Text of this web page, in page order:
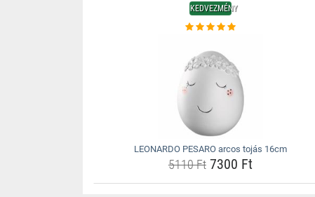
KEDVEZMÉNY
LEONARDO PESARO arcos tojás 16cm
5110 Ft7300 Ft